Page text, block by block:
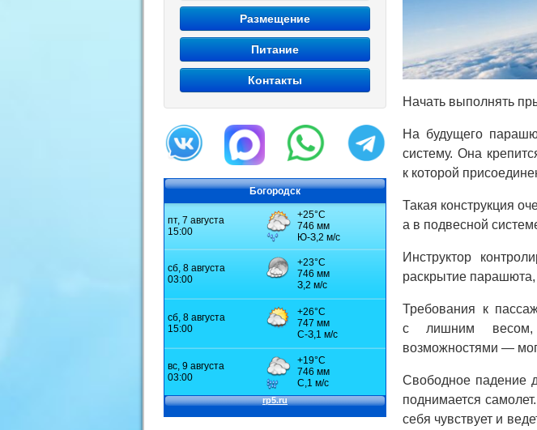
Начать выполнять
На будущего
систему. Она
к которой
Такая конструкция
а в подвесной
Инструктор
раскрытие
Требования к
с лишним весом,
возможностями —
Свободное падение
поднимается
себя чувствует и
Размещение
Питание
Контакты
Богородск